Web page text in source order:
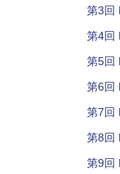
第3回
第4回
第5回
第6回
第7回
第8回
第9回